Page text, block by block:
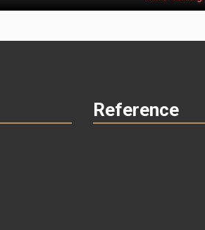
Reference